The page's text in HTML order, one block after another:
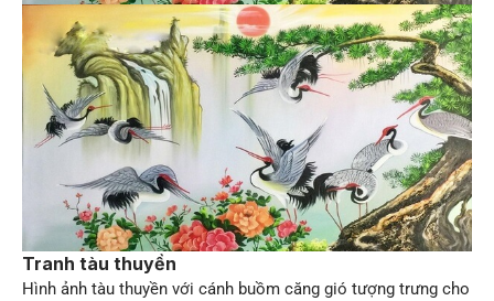
Tranh tàu thuyền
Hình ảnh tàu thuyền với cánh buồm căng gió tượng trưng cho